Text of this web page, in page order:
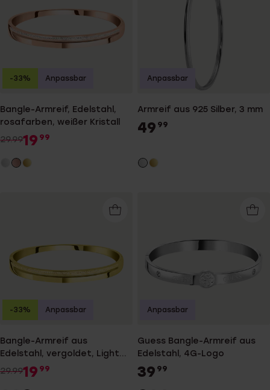
Bangle-Armreif, Edelstahl,
rosafarben, weißer Kristall
29.9919 99
-33% Anpassbar
Armreif aus 925 Silber, 3 mm
49 99
Anpassbar
Bangle-Armreif aus
Edelstahl, vergoldet, Light
Colorado-Kristall
29.9919 99
-33% Anpassbar
Guess Bangle-Armreif aus
Edelstahl, 4G-Logo
39 99
Anpassbar